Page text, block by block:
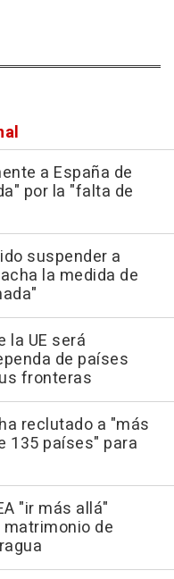
a España de
por la "falta de
suspender a
la medida de
la UE será
de países
fronteras
reclutado a "más
135 países" para
"ir más allá"
de